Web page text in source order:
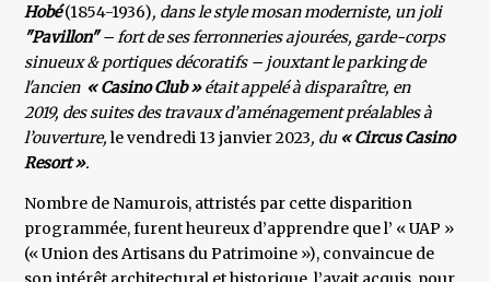
Hobé(1854-1936), dans le style mosan moderniste, un joli
"Pavillon"– fort de ses ferronneries ajourées, garde-corps
sinueux & portiques décoratifs – jouxtant le parking de
l'ancien « CasinoClub »était appelé à disparaître, en
2019, des suites des travaux d’aménagement préalables à
l’ouverture,le vendredi 13 janvier 2023, du « Circus Casino
Resort ».
Nombre de Namurois, attristés par cette disparition
programmée, furent heureux d’apprendre que l’ « UAP »
(« Union des Artisans du Patrimoine »), convaincue de